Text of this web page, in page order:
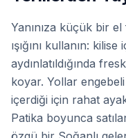
Yanınıza küçük bir
ışığını kullanın:
aydınlatıldığında
koyar. Yollar
içerdiği için rahat
Patika boyunca